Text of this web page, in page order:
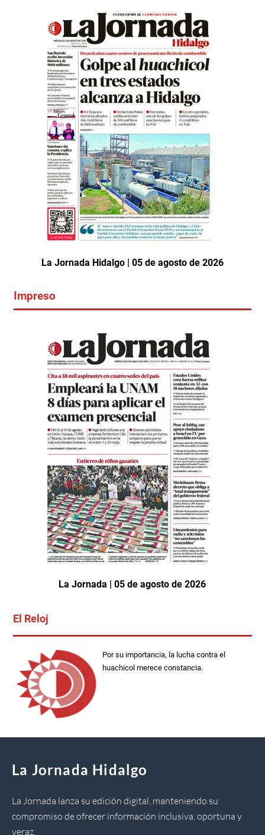
La Jornada Hidalgo | 05 de agosto de 2026
Impreso
La Jornada | 05 de agosto de 2026
El Reloj
Por su importancia, la lucha contra el
huachicol merece constancia.
La Jornada Hidalgo
La Jornada lanza su edición digital, manteniendo su
compromiso de ofrecer información inclusiva, oportuna y
veraz.